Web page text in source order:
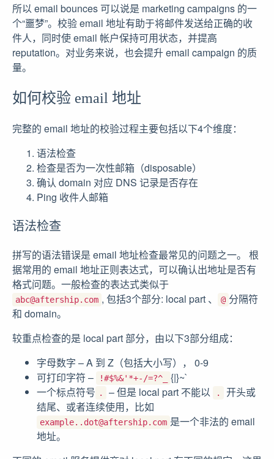
所以 email bounces 可以说是 marketing campaigns 的一
个“噩梦”。校验 email 地址有助于将邮件发送给正确的收
件人，同时使 email 帐户保持可用状态，并提高
reputation。对业务来说，也会提升 email campaign 的质
量。
如何校验 email 地址
完整的 email 地址的校验过程主要包括以下4个维度：
语法检查
检查是否为一次性邮箱（disposable）
确认 domain 对应 DNS 记录是否存在
Ping 收件人邮箱
语法检查
拼写的语法错误是 email 地址检查最常见的问题之一。 根
据常用的 email 地址正则表达式，可以确认出地址是否有
格式问题。一般检查的表达式类似于
abc@aftership.com , 包括3个部分: local part 、 @ 分隔符
和 domain。
较重点检查的是 local part 部分，由以下3部分组成：
字母数字 – A 到 Z（包括大小写）， 0-9
可打印字符 –
!#$%&'*+-/=?^_
{|}~`
一个标点符号 . – 但是 local part 不能以 .
开头或
结尾、或者连续使用，比如
example..dot@aftership.com 是一个非法的 email
地址。